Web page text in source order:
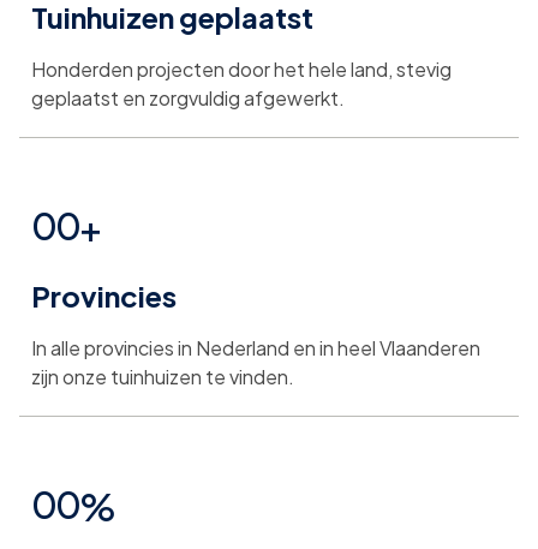
1
2
5
6
7
1
2
5
6
7
1
2
5
6
7
Tuinhuizen geplaatst
Honderden projecten door het hele land, stevig
geplaatst en zorgvuldig afgewerkt.
0
1
2
0
1
2
+
Provincies
In alle provincies in Nederland en in heel Vlaanderen
zijn onze tuinhuizen te vinden.
00%